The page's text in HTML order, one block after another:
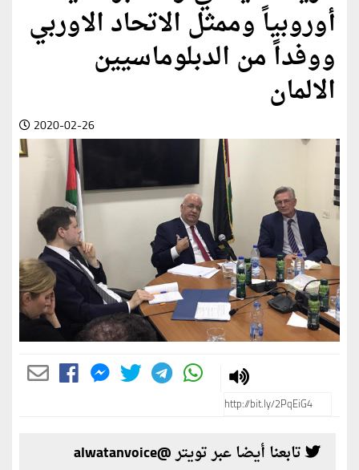
أوروبياً وممثل الاتحاد الاوربي
ووفداً من الدبلوماسيين
الالمان
2020-02-26
تابعنا أيضا عبر تويتر @alwatanvoice